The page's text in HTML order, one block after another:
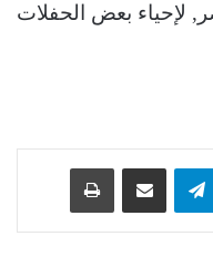
لإحياء بعض الحفلات
تيلقرام